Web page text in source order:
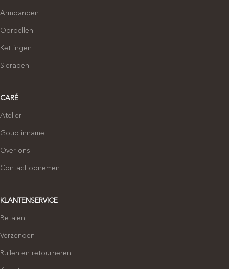
Armbanden
Oorbellen
Kettingen
Sieraden
CARÉ
Atelier
Goud inname
Over ons
Contact opnemen
KLANTENSERVICE
Betalen
Verzenden
Ruilen en retourneren